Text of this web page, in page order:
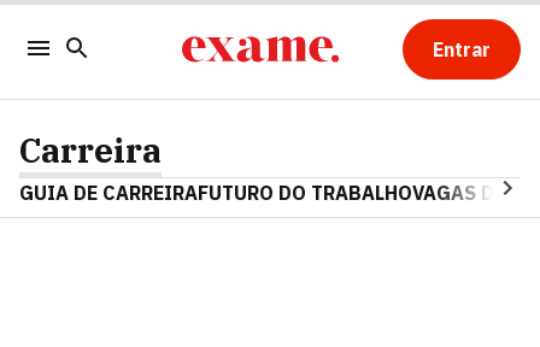
Entrar
Carreira
GUIA DE CARREIRAFUTURO DO TRABALHOVAGAS DE